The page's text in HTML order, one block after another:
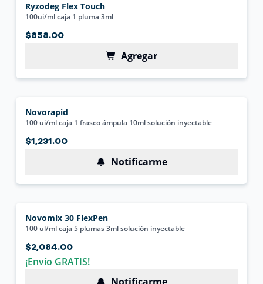
Ryzodeg Flex Touch
100ui/ml caja 1 pluma 3ml
$858.00
Agregar
Novorapid
100 ui/ml caja 1 frasco ámpula 10ml solución inyectable
$1,231.00
Notificarme
Novomix 30 FlexPen
100 ul/ml caja 5 plumas 3ml solución inyectable
$2,084.00
¡Envío GRATIS!